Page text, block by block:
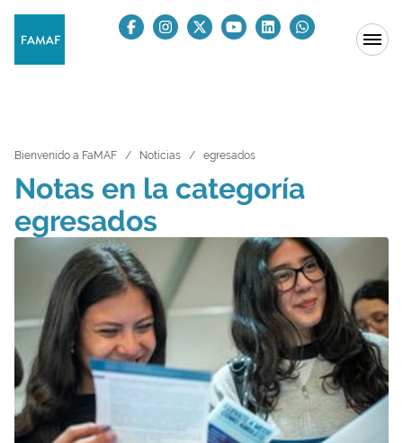
Bienvenido a FaMAF Noticias egresados
Notas en la categoría
egresados